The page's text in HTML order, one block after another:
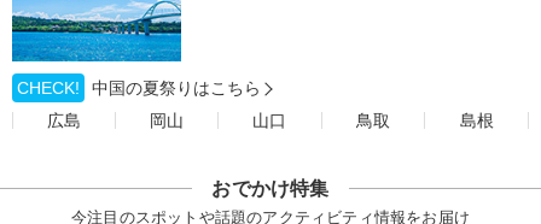
CHECK!
中国の夏祭りはこちら
広島
岡山 山口 鳥取 島根
おでかけ特集
今注目のスポットや話題のアクティビティ情報をお届け